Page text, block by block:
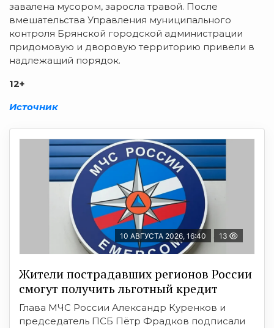
завалена мусором, заросла травой. После
вмешательства Управления муниципального
контроля Брянской городской администрации
придомовую и дворовую территорию привели в
надлежащий порядок.
12+
Источник
10 АВГУСТА 2026, 16:40 13
Жители пострадавших регионов России
смогут получить льготный кредит
Глава МЧС России Александр Куренков и
председатель ПСБ Пётр Фрадков подписали